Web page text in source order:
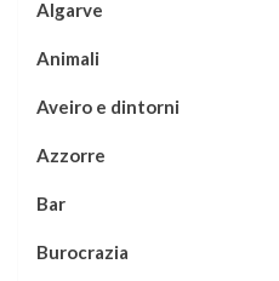
Algarve
Animali
Aveiro e dintorni
Azzorre
Bar
Burocrazia